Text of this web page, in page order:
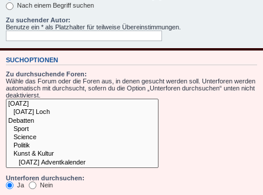
Nach einem Begriff suchen
Zu suchender Autor:
Benutze ein * als Platzhalter für teilweise Übereinstimmungen.
SUCHOPTIONEN
Zu durchsuchende Foren:
Wähle das Forum oder die Foren aus, in denen gesucht werden soll. Unterforen werden
automatisch mit durchsucht, sofern du die Option „Unterforen durchsuchen“ unten nicht
deaktivierst.
Unterforen durchsuchen:
Ja
Nein